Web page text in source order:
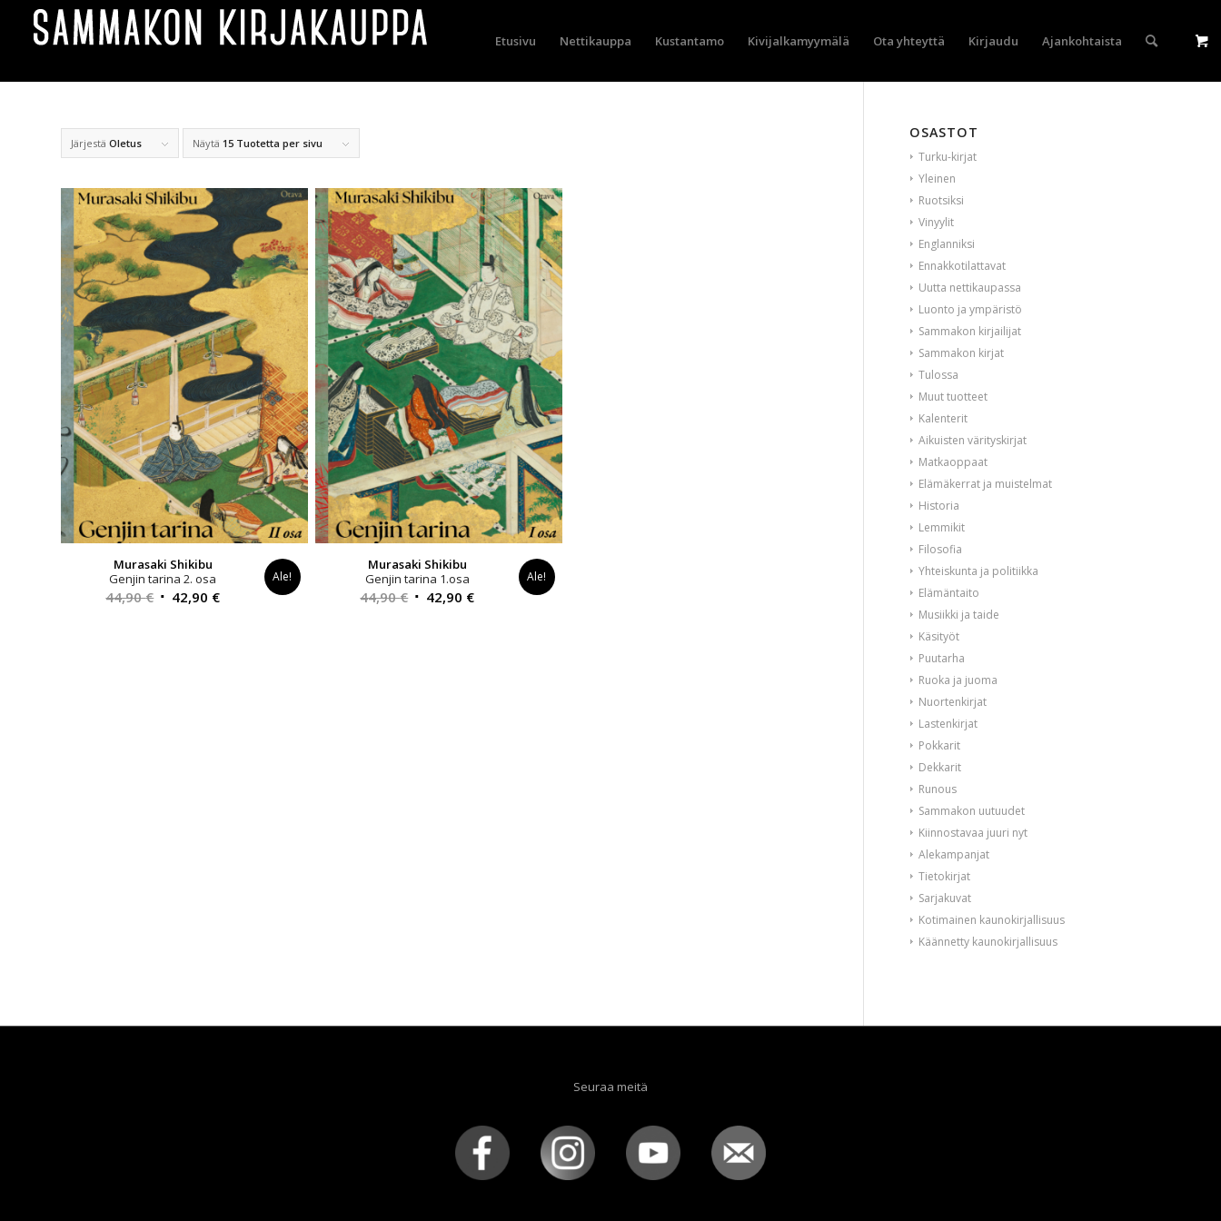
Etusivu Nettikauppa Kustantamo Kivijalkamyymälä Ota yhteyttä Kirjaudu Ajankohtaista
Järjestä Oletus Näytä 15 Tuotetta per sivu
Murasaki Shikibu
Genjin tarina 2. osa
44,90€ Alkuperäinen
42,90 €Nykyinen
Ale!
Murasaki Shikibu
Genjin tarina 1.osa
44,90€ Alkuperäinen
42,90 €Nykyinen
Ale!
OSASTOT
Turku-kirjat
Yleinen
Ruotsiksi
Vinyylit
Englanniksi
Ennakkotilattavat
Uutta nettikaupassa
Luonto ja ympäristö
Sammakon kirjailijat
Sammakon kirjat
Tulossa
Muut tuotteet
Kalenterit
Aikuisten värityskirjat
Matkaoppaat
Elämäkerrat ja muistelmat
Historia
Lemmikit
Filosofia
Yhteiskunta ja politiikka
Elämäntaito
Musiikki ja taide
Käsityöt
Puutarha
Ruoka ja juoma
Nuortenkirjat
Lastenkirjat
Pokkarit
Dekkarit
Runous
Sammakon uutuudet
Kiinnostavaa juuri nyt
Alekampanjat
Tietokirjat
Sarjakuvat
Kotimainen kaunokirjallisuus
Käännetty kaunokirjallisuus
Seuraa meitä